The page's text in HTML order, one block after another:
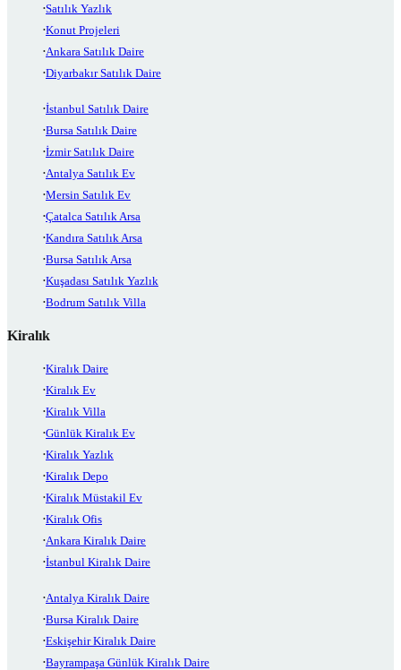
Satılık Yazlık
Konut Projeleri
Ankara Satılık Daire
Diyarbakır Satılık Daire
İstanbul Satılık Daire
Bursa Satılık Daire
İzmir Satılık Daire
Antalya Satılık Ev
Mersin Satılık Ev
Çatalca Satılık Arsa
Kandıra Satılık Arsa
Bursa Satılık Arsa
Kuşadası Satılık Yazlık
Bodrum Satılık Villa
Kiralık
Kiralık Daire
Kiralık Ev
Kiralık Villa
Günlük Kiralık Ev
Kiralık Yazlık
Kiralık Depo
Kiralık Müstakil Ev
Kiralık Ofis
Ankara Kiralık Daire
İstanbul Kiralık Daire
Antalya Kiralık Daire
Bursa Kiralık Daire
Eskişehir Kiralık Daire
Bayrampaşa Günlük Kiralık Daire